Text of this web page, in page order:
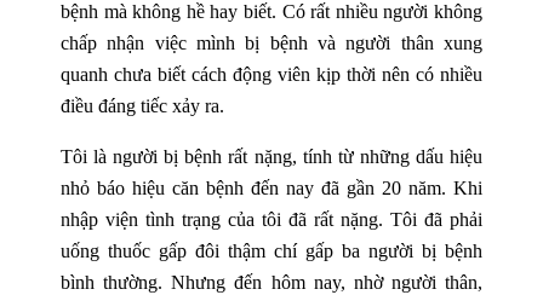
bệnh mà không hề hay biết. Có rất nhiều người không
chấp nhận việc mình bị bệnh và người thân xung
quanh chưa biết cách động viên kịp thời nên có nhiều
điều đáng tiếc xảy ra.
Tôi là người bị bệnh rất nặng, tính từ những dấu hiệu
nhỏ báo hiệu căn bệnh đến nay đã gần 20 năm. Khi
nhập viện tình trạng của tôi đã rất nặng. Tôi đã phải
uống thuốc gấp đôi thậm chí gấp ba người bị bệnh
bình thường. Nhưng đến hôm nay, nhờ người thân,